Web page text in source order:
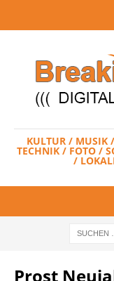
KULTUR / MUSIK
TECHNIK / FOTO /
/
Prost